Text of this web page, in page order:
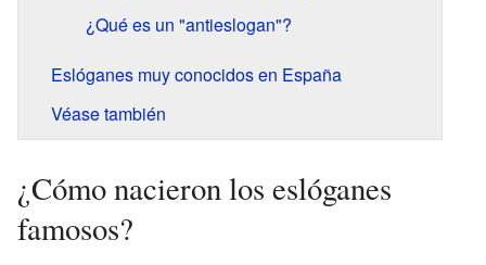
¿Qué es un "antieslogan"?
Eslóganes muy conocidos en España
Véase también
¿Cómo nacieron los eslóganes
famosos?